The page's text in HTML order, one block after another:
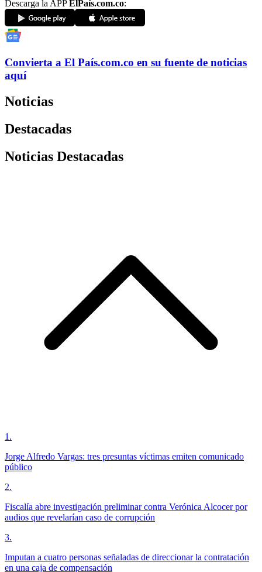
Descarga la APPElPaís.com.co:
Convierta a El País.com.co en su fuente de noticias
aquí
Noticias
Destacadas
Noticias Destacadas
1 .
Jorge Alfredo Vargas: tres presuntas víctimas emiten comunicado
público
2.
Fiscalía abre investigación preliminar contra Verónica Alcocer por
audios que revelarían caso de corrupción
3.
Imputan a cuatro personas señaladas de direccionar la contratación
en una caja de compensación